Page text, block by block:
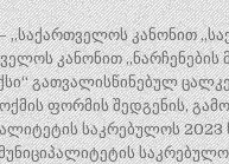
,,საქართველოს კანონით
კანონით
გათვალისწინებულ
ფორმის შედგენის,
საკრებულოს